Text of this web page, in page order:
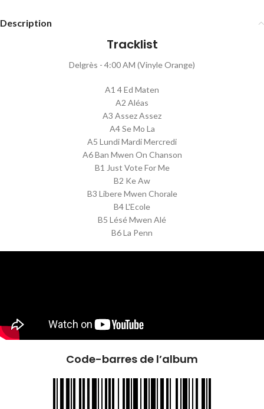
Description
Tracklist
Delgrès - 4:00 AM (Vinyle Orange)
A1 4 Ed Maten
A2 Aléas
A3 Assez Assez
A4 Se Mo La
A5 Lundi Mardi Mercredi
A6 Ban Mwen On Chanson
B1 Just Vote For Me
B2 Ke Aw
B3 Libere Mwen Chorale
B4 L'Ecole
B5 Lésé Mwen Alé
B6 La Penn
Code-barres de l’album